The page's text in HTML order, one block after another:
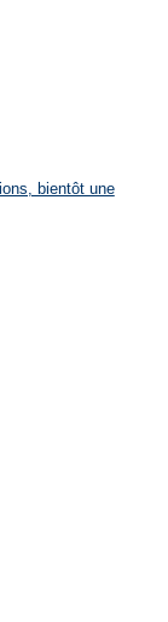
bientôt une